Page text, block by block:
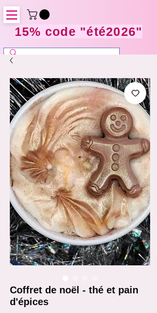
15% code "été2026"
Coffret de noël - thé et pain
d'épices